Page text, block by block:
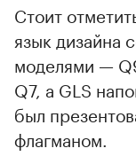
Стоит
язык дизайна
моделями —
Q7, а GLS
был
флагманом.